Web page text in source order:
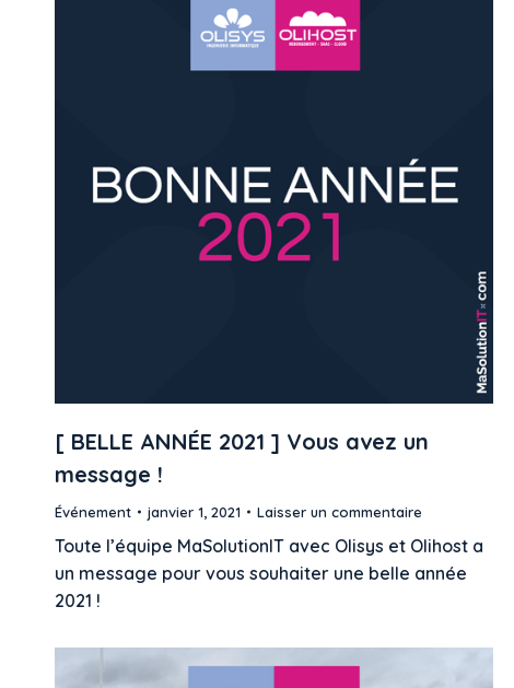
[ BELLE ANNÉE 2021 ] Vous avez un
message !
Événement janvier 1, 2021 Laisser un commentaire
Toute l’équipe MaSolutionIT avec Olisys et Olihost a
un message pour vous souhaiter une belle année
2021 !